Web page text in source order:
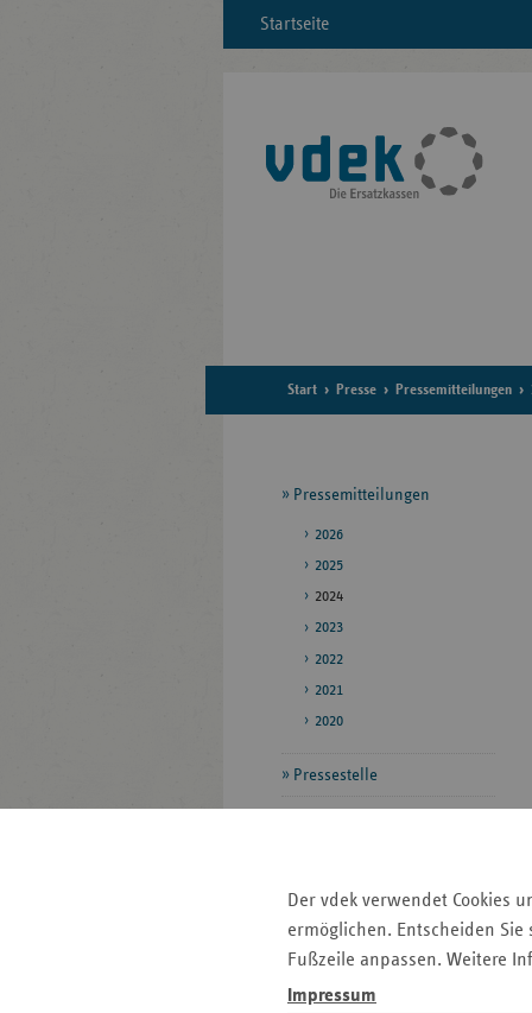
Der vdek verwendet Cookies
ermöglichen. Entscheiden
Fußzeile anpassen. Weitere
Impressum
Startseite
Start Presse Pressemitteilungen
Seitennavigation
Pressemitteilungen
2026
2025
2024
2023
2022
2021
2020
Pressestelle
Seitenleiste
mit
Auf einen Blick